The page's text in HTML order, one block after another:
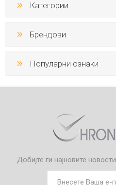
Категории
Брендови
Популарни ознаки
Добијте ги најновите новости